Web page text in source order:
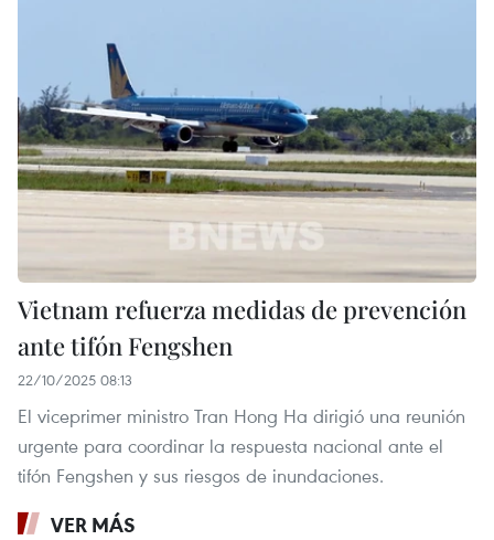
Vietnam refuerza medidas de prevención
ante tifón Fengshen
22/10/2025 08:13
El viceprimer ministro Tran Hong Ha dirigió una reunión
urgente para coordinar la respuesta nacional ante el
tifón Fengshen y sus riesgos de inundaciones.
VER MÁS